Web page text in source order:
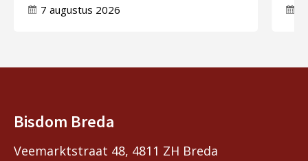
7 augustus 2026
Bisdom Breda
Veemarktstraat 48, 4811 ZH Breda